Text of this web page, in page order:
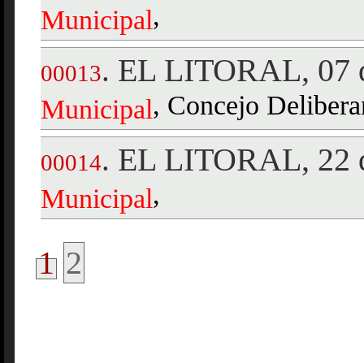
Municipal,
00013. EL LITORAL, 07
Municipal, Concejo
00014. EL LITORAL, 22
Municipal,
1 2